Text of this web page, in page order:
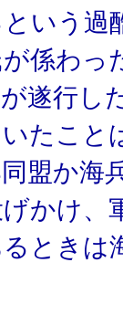
いう過
係わっ
遂行し
たこと
盟か海
かけ、
とき